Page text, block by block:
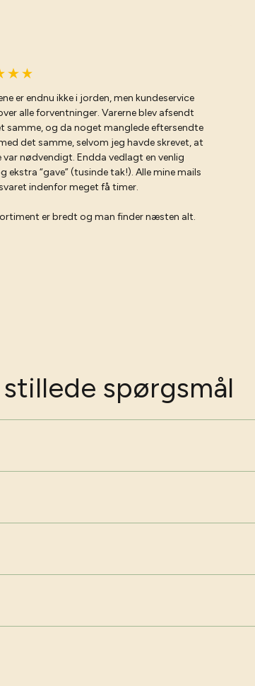
er endnu ikke i jorden, men kundeservice
alle forventninger. Varerne blev afsendt
samme, og da noget manglede eftersendte
det samme, selvom jeg havde skrevet, at
var nødvendigt. Endda vedlagt en venlig
ekstra “gave” (tusinde tak!). Alle mine mails
indenfor meget få timer.
er bredt og man finder næsten alt.
spørgsmål
have gode råd til haven?
med min havekalender 2026
til mit nyhedsbrev og download min